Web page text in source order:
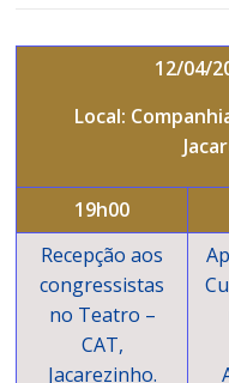
12/04/
Local:
19h00
Recepção aos
congressistas
no Teatro –
CAT,
Jacarezinho.